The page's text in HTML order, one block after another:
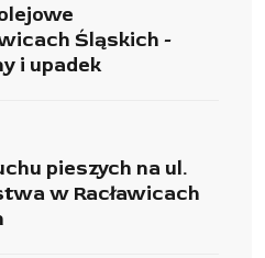
Śląskich -
i upadek
pieszych na ul.
w Racławicach